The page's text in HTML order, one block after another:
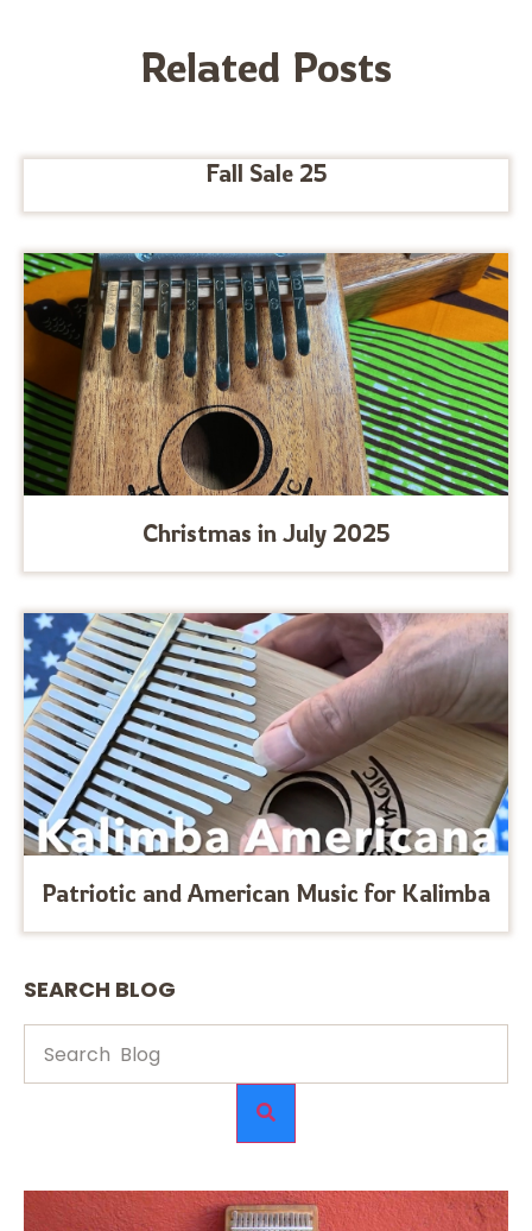
Related Posts
Fall Sale 25
Christmas in July 2025
Patriotic and American Music for Kalimba
SEARCH BLOG